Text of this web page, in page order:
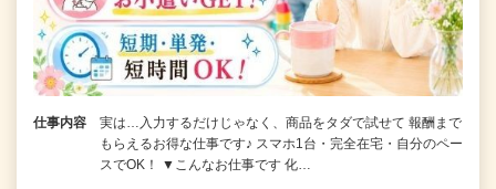
仕事内容
実は…入力するだけじゃなく、商品をタダで試せて 報酬まで
もらえるお得な仕事です♪ スマホ1台・完全在宅・自分のペー
スでOK！ ▼こんなお仕事です 化…